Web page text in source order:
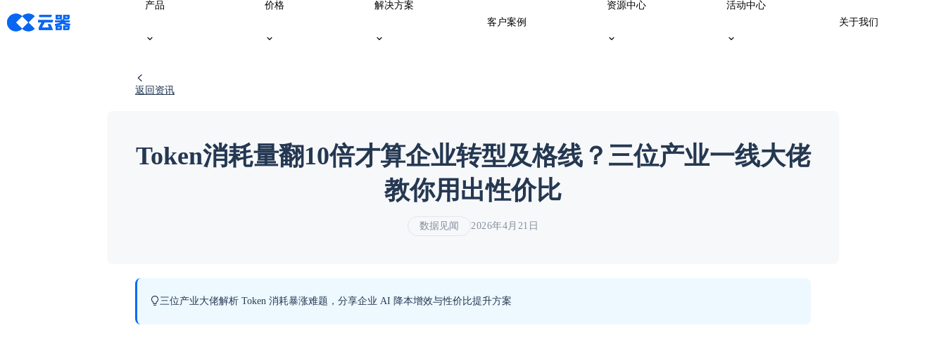
产品 价格
解决方案
客户案例
资源中心
活动中心
关于我们
返回资讯
Token消耗量翻10倍才算企业转型及格线？三位产业一线大佬
教你用出性价比
数据见闻 2026年4月21日
三位产业大佬解析 Token 消耗暴涨难题，分享企业 AI 降本增效与性价比提升方案